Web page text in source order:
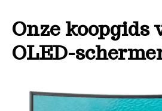
Onze koopgids
OLED-